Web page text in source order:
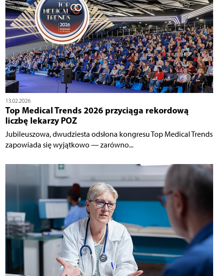
13.02.2026
Top Medical Trends 2026 przyciąga rekordową
liczbę lekarzy POZ
Jubileuszowa, dwudziesta odsłona kongresu Top Medical Trends
zapowiada się wyjątkowo — zarówno...